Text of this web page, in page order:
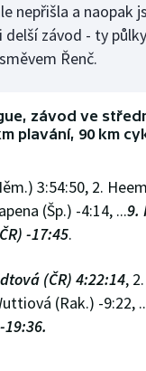
nepřišla a naopak
delší závod - ty
Řenč.
závod ve
plavání, 90 km
3:54:50, 2.
(Šp.) -4:14, ...9.
-17:45.
(ČR) 4:22:14,
(Rak.) -9:22,